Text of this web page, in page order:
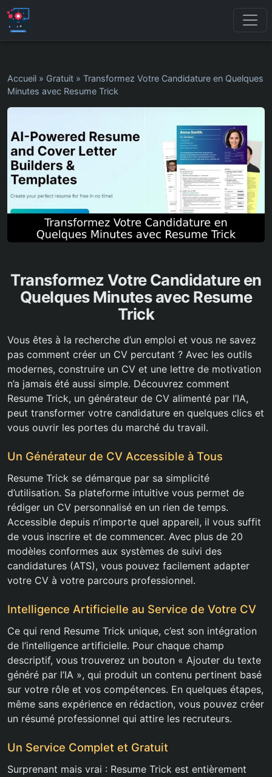
Accueil » Gratuit » Transformez Votre Candidature en Quelques
Minutes avec Resume Trick
Transformez Votre Candidature en
Quelques Minutes avec Resume
Trick
Vous êtes à la recherche d’un emploi et vous ne savez
pas comment créer un CV percutant ? Avec les outils
modernes, construire un CV et une lettre de motivation
n’a jamais été aussi simple. Découvrez comment
Resume Trick, un générateur de CV alimenté par l’IA,
peut transformer votre candidature en quelques clics et
vous ouvrir les portes du marché du travail.
Un Générateur de CV Accessible à Tous
Resume Trick se démarque par sa simplicité
d’utilisation. Sa plateforme intuitive vous permet de
rédiger un CV personnalisé en un rien de temps.
Accessible depuis n’importe quel appareil, il vous suffit
de vous inscrire et de commencer. Avec plus de 20
modèles conformes aux systèmes de suivi des
candidatures (ATS), vous pouvez facilement adapter
votre CV à votre parcours professionnel.
Intelligence Artificielle au Service de Votre CV
Ce qui rend Resume Trick unique, c’est son intégration
de l’intelligence artificielle. Pour chaque champ
descriptif, vous trouverez un bouton « Ajouter du texte
généré par l’IA », qui produit un contenu pertinent basé
sur votre rôle et vos compétences. En quelques étapes,
même sans expérience en rédaction, vous pouvez créer
un résumé professionnel qui attire les recruteurs.
Un Service Complet et Gratuit
Surprenant mais vrai : Resume Trick est entièrement